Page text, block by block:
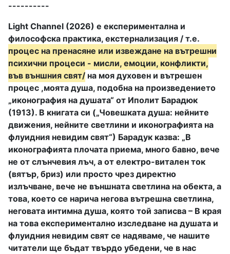
----------
Light Channel (2026) е експериментална и
философска практика, екстернализация / т.е.
процес на пренасяне или извеждане на вътрешни
психични процеси - мисли, емоции, конфликти,
във външния свят/ на моя духовен и вътрешен
процес ,моята душа, подобна на произведението
„иконография на душата“ от Иполит Барадюк
(1913). В книгата си („Човешката душа: нейните
движения, нейните светлини и иконографията на
флуидния невидим свят“) Барадук казва: „В
иконографията плочата приема, много бавно, вече
не от слънчевия лъч, а от електро-витален ток
(вятър, бриз) или просто чрез директно
излъчване, вече не външната светлина на обекта, а
това, което се нарича негова вътрешна светлина,
неговата интимна душа, която той записва – В края
на това експериментално изследване на душата и
флуидния невидим свят се надяваме, че нашите
читатели ще бъдат твърдо убедени, че в нас